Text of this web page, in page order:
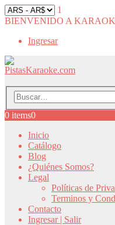
1
BIENVENIDO A
Ingresar
0 items0
Inicio
Catálogo
Blog
¿Quiénes Somos?
Legal
Políticas de
Terminos y
Contacto
Ingresar | Salir